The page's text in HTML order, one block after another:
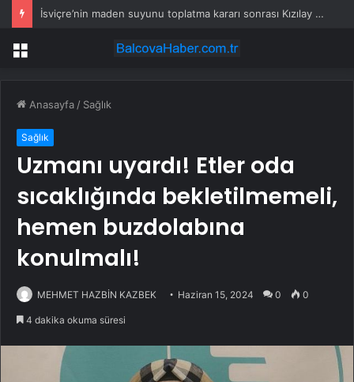
Aylık 260 bin lira maaş verecekler: 50 bin Türk işçi alımı başladı
Menü
Anasayfa / Sağlık
Sağlık
Uzmanı uyardı! Etler oda
sıcaklığında bekletilmemeli,
hemen buzdolabına
konulmalı!
MEHMET HAZBİN KAZBEK Haziran 15, 2024 0 0
4 dakika okuma süresi